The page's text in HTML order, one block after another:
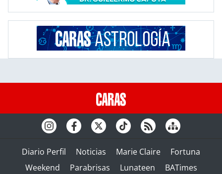
Diario Perfil Noticias Marie Claire
Fortuna
Weekend
Parabrisas Lunateen BATimes